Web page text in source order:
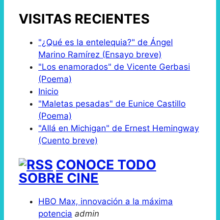
VISITAS RECIENTES
"¿Qué es la entelequia?" de Ángel
Marino Ramírez (Ensayo breve)
"Los enamorados" de Vicente Gerbasi
(Poema)
Inicio
"Maletas pesadas" de Eunice Castillo
(Poema)
"Allá en Michigan" de Ernest Hemingway
(Cuento breve)
CONOCE TODO
SOBRE CINE
HBO Max, innovación a la máxima
potencia admin